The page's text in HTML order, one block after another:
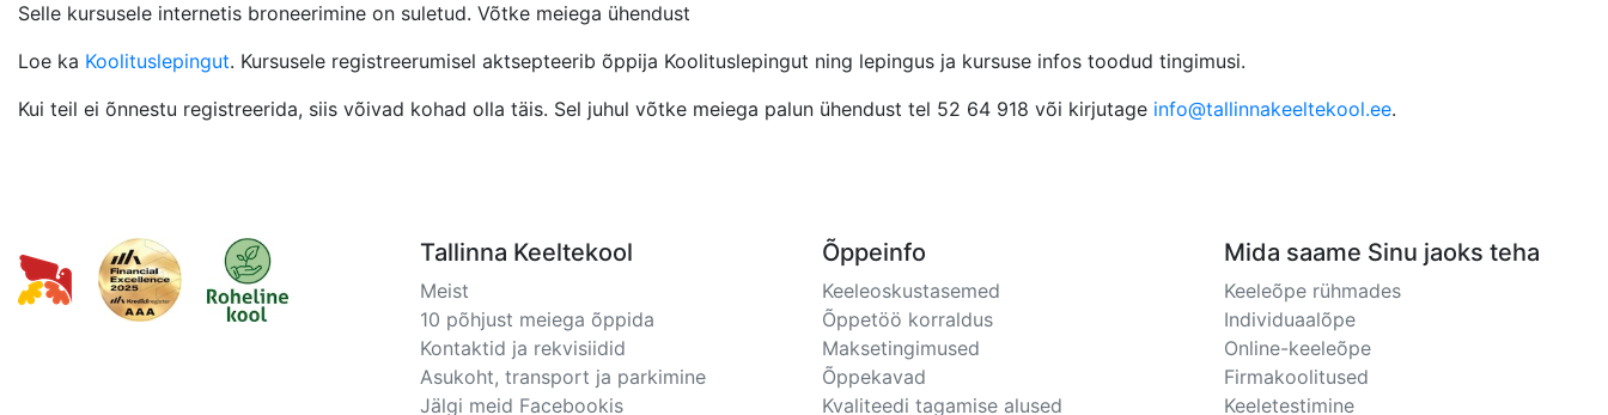
Selle kursusele internetis broneerimine on suletud. Võtke meiega ühendust
Loe ka Koolituslepingut. Kursusele registreerumisel aktsepteerib õppija Koolituslepingut ning lepingus ja kursuse infos toodud tingimusi.
Kui teil ei õnnestu registreerida, siis võivad kohad olla täis. Sel juhul võtke meiega palun ühendust tel 52 64 918 või kirjutage info@tallinnakeeltekool.ee.
Tallinna Keeltekool
Meist
10 põhjust meiega õppida
Kontaktid ja rekvisiidid
Asukoht, transport ja parkimine
Jälgi meid Facebookis
Õppeinfo
Keeleoskustasemed
Õppetöö korraldus
Maksetingimused
Õppekavad
Kvaliteedi tagamise alused
Mida saame Sinu jaoks teha
Keeleõpe rühmades
Individuaalõpe
Online-keeleõpe
Firmakoolitused
Keeletestimine